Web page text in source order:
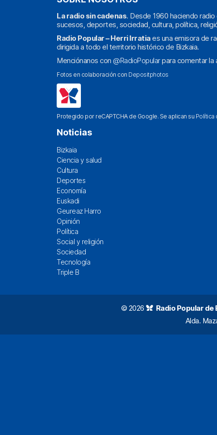
La radio sin cadenas. Desde 1960 haciendo
sucesos, deportes, sociedad, cultura, política,
Radio Popular – Herri Irratiaes una emisora de
dirigida a todo el territorio histórico de Bizkaia.
Menciónanos con @RadioPopularpara comentar la
Fotos en colaboración con Depositphotos
Protegido por reCAPTCHA de Google. Se aplican su Política
Noticias
Bizkaia
Ciencia y salud
Cultura
Deportes
Economía
Euskadi
Geureaz Harro
Opinión
Política
Social y religión
Sociedad
Tecnología
Triple B
© 2026 Radio Popular de
Alda.